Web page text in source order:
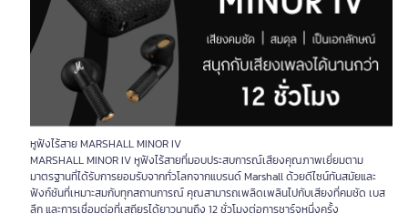
หูฟังไร้สาย MARSHALL MINOR IV
MARSHALL MINOR IV หูฟังไร้สายที่มอบประสบการณ์เสียงคุณภาพเยี่ยมตาม
มาตรฐานที่ได้รับการยอมรับจากทั่วโลกจากแบรนด์ Marshall ด้วยดีไซน์ทันสมัยและ
ฟังก์ชันที่เหมาะสมกับทุกสถานการณ์ คุณสามารถเพลิดเพลินไปกับเสียงที่คมชัด เบส
ลึก และการเชื่อมต่อที่เสถียรได้ยาวนานถึง 12 ชั่วโมงต่อการชาร์จหนึ่งครั้ง